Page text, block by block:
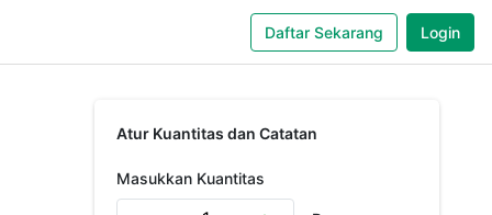
Daftar Sekarang Login
Atur Kuantitas dan Catatan
Masukkan Kuantitas